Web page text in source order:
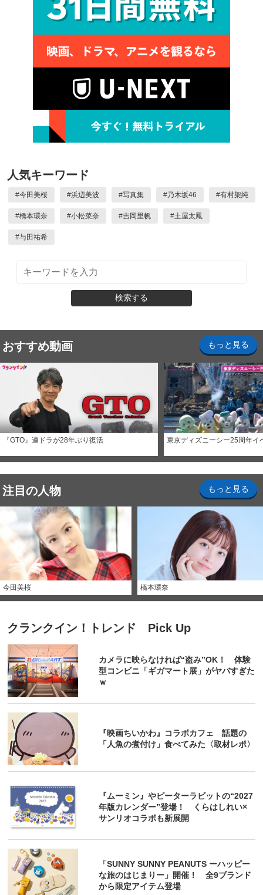
人気キーワード
#今田美桜 #浜辺美波 #写真集 #乃木坂46 #有村架純
#橋本環奈 #小松菜奈 #吉岡里帆 #土屋太鳳
#与田祐希
検索する
おすすめ動画 もっと見る
『GTO』連ドラが28年ぶり復活 東京ディズニーシー25周年イ
注目の人物 もっと見る
今田美桜 橋本環奈
クランクイン！トレンド Pick Up
カメラに映らなければ“盗み”OK！ 体験
型コンビニ「ギガマート展」がヤバすぎた
ｗ
『映画ちいかわ』コラボカフェ 話題の
「人魚の煮付け」食べてみた〈取材レポ〉
『ムーミン』やピーターラビットの“2027
年版カレンダー”登場！ くらはしれい×
サンリオコラボも新展開
「SUNNY SUNNY PEANUTS ーハッピー
な旅のはじまりー」開催！ 全9ブランド
から限定アイテム登場